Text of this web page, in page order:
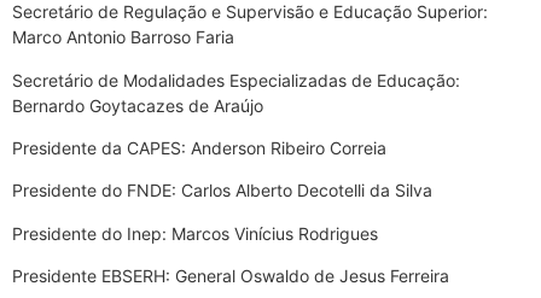
Secretário de Regulação e Supervisão e Educação Superior:
Marco Antonio Barroso Faria
Secretário de Modalidades Especializadas de Educação:
Bernardo Goytacazes de Araújo
Presidente da CAPES: Anderson Ribeiro Correia
Presidente do FNDE: Carlos Alberto Decotelli da Silva
Presidente do Inep: Marcos Vinícius Rodrigues
Presidente EBSERH: General Oswaldo de Jesus Ferreira